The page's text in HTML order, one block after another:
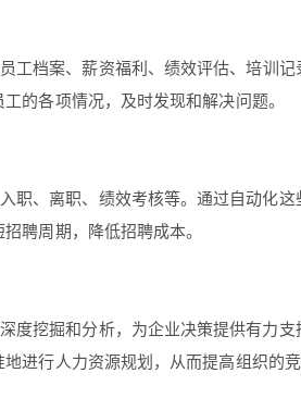
工档案、薪资福利、绩效评估、培训
的各项情况，及时发现和解决问题。
职、离职、绩效考核等。通过自动化
聘周期，降低招聘成本。
度挖掘和分析，为企业决策提供有力
进行人力资源规划，从而提高组织的竞